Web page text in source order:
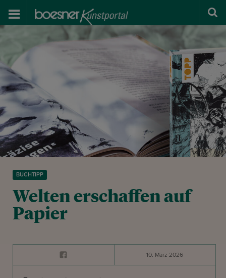
BUCHTIPP
Welten erschaffen auf
Papier
10. März 2026